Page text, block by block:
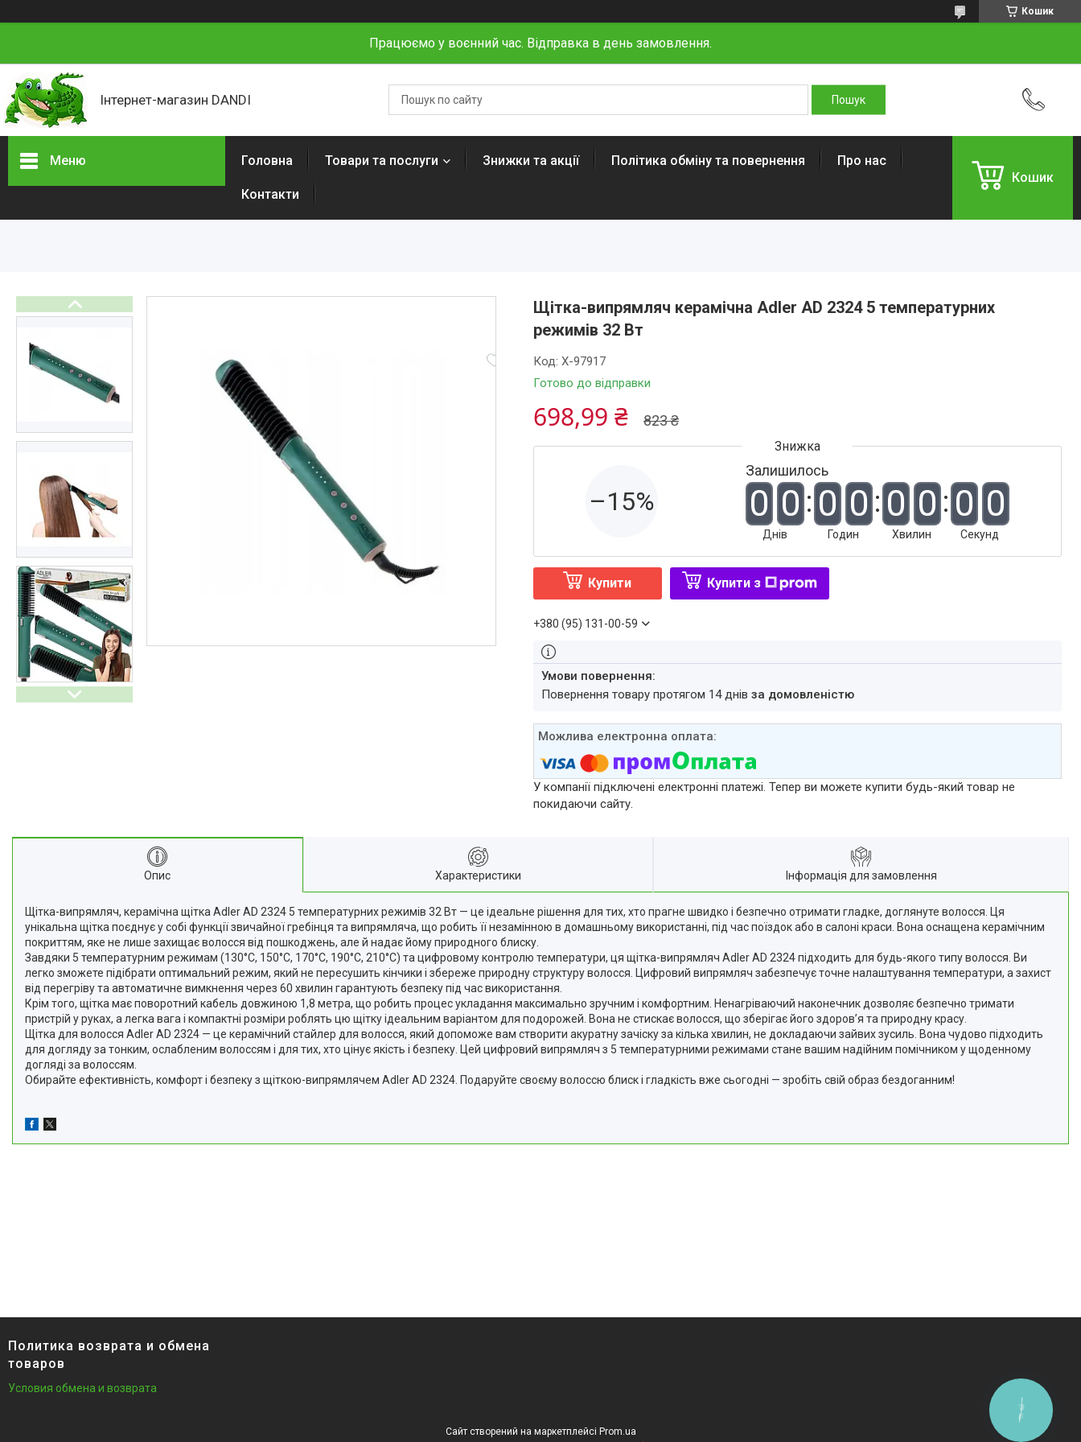
Кошик
Працюємо у воєнний час. Відправка в день замовлення.
Інтернет-магазин DANDI
Меню Головна Товари та послуги Знижки та акції Політика обміну та повернення Про нас
Контакти
Кошик
Щітка-випрямляч керамічна Adler AD 2324 5 температурних
режимів 32 Вт
Готово до відправки
Код: X-97917
823 ₴
698,99 ₴
–15%
Залишилось
0 0
Днів
0 0
Годин
0 0
Хвилин
0 0
Секунд
Купити Купити з
+380 (95) 131-00-59
повернення товару протягом 14 днів за домовленістю
У компанії підключені електронні платежі. Тепер ви можете купити будь-який товар не
покидаючи сайту.
Опис Характеристики Інформація для замовлення
Щітка-випрямляч, керамічна щітка Adler AD 2324 5 температурних режимів 32 Вт — це ідеальне рішення для тих, хто прагне швидко і безпечно отримати гладке, доглянуте волосся. Ця
унікальна щітка поєднує у собі функції звичайної гребінця та випрямляча, що робить її незамінною в домашньому використанні, під час поїздок або в салоні краси. Вона оснащена керамічним
покриттям, яке не лише захищає волосся від пошкоджень, але й надає йому природного блиску.
Завдяки 5 температурним режимам (130°C, 150°C, 170°C, 190°C, 210°C) та цифровому контролю температури, ця щітка-випрямляч Adler AD 2324 підходить для будь-якого типу волосся. Ви
легко зможете підібрати оптимальний режим, який не пересушить кінчики і збереже природну структуру волосся. Цифровий випрямляч забезпечує точне налаштування температури, а захист
від перегріву та автоматичне вимкнення через 60 хвилин гарантують безпеку під час використання.
Крім того, щітка має поворотний кабель довжиною 1,8 метра, що робить процес укладання максимально зручним і комфортним. Ненагріваючий наконечник дозволяє безпечно тримати
пристрій у руках, а легка вага і компактні розміри роблять цю щітку ідеальним варіантом для подорожей. Вона не стискає волосся, що зберігає його здоров’я та природну красу.
Щітка для волосся Adler AD 2324 — це керамічний стайлер для волосся, який допоможе вам створити акуратну зачіску за кілька хвилин, не докладаючи зайвих зусиль. Вона чудово підходить
для догляду за тонким, ослабленим волоссям і для тих, хто цінує якість і безпеку. Цей цифровий випрямляч з 5 температурними режимами стане вашим надійним помічником у щоденному
догляді за волоссям.
Обирайте ефективність, комфорт і безпеку з щіткою-випрямлячем Adler AD 2324. Подаруйте своєму волоссю блиск і гладкість вже сьогодні — зробіть свій образ бездоганним!
Политика возврата и обмена
товаров
Условия обмена и возврата
Сайт створений на маркетплейсі Prom.ua
КНОПКА
ЗВ'ЯЗКУ